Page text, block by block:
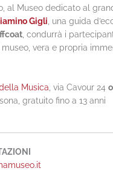
al Museo dedicato al
Gigli , una guida
, condurrà i
vera e propria
Musica , via Cavour 24
gratuito fino a 13 anni